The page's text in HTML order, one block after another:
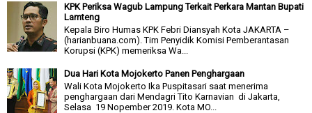
KPK Periksa Wagub Lampung Terkait Perkara Mantan Bupati
Lamteng
Kepala Biro Humas KPK Febri Diansyah Kota JAKARTA –
(harianbuana.com). Tim Penyidik Komisi Pemberantasan
Korupsi (KPK) memeriksa Wa...
Dua Hari Kota Mojokerto Panen Penghargaan
Wali Kota Mojokerto Ika Puspitasari saat menerima
penghargaan dari Mendagri Tito Karnavian di Jakarta,
Selasa 19 Nopember 2019. Kota MO...